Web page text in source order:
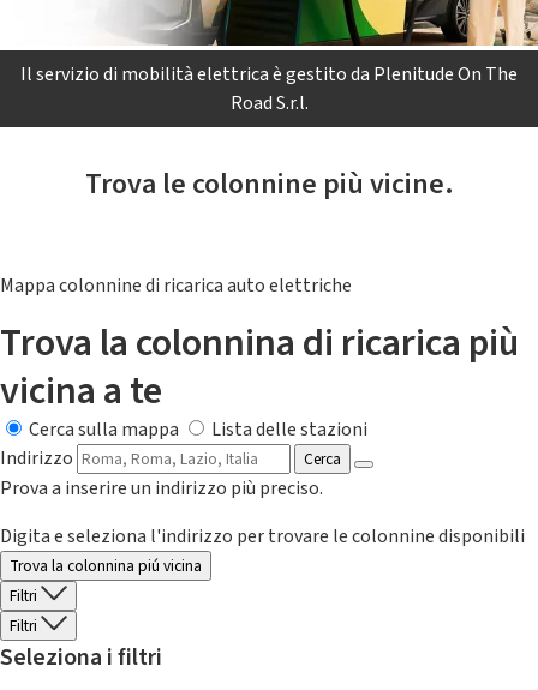
Il servizio di mobilità elettrica è gestito da Plenitude On The
Road S.r.l.
Trova le colonnine più vicine.
Mappa colonnine di ricarica auto elettriche
Trova la colonnina di ricarica più
vicina a te
Cerca sulla mappa
Lista delle stazioni
Indirizzo
Cerca
Prova a inserire un indirizzo più preciso.
Digita e seleziona l'indirizzo per trovare le colonnine disponibili
Trova la colonnina piú vicina
Filtri
Filtri
Seleziona i filtri